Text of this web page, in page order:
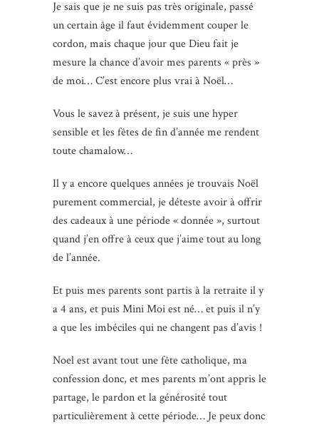
Je sais que je ne suis pas très originale, passé
un certain âge il faut évidemment couper le
cordon, mais chaque jour que Dieu fait je
mesure la chance d’avoir mes parents « près »
de moi… C’est encore plus vrai à Noël…
Vous le savez à présent, je suis une hyper
sensible et les fêtes de fin d’année me rendent
toute chamalow…
Il y a encore quelques années je trouvais Noël
purement commercial, je déteste avoir à offrir
des cadeaux à une période « donnée », surtout
quand j’en offre à ceux que j’aime tout au long
de l’année.
Et puis mes parents sont partis à la retraite il y
a 4 ans, et puis Mini Moi est né… et puis il n’y
a que les imbéciles qui ne changent pas d’avis !
Noel est avant tout une fête catholique, ma
confession donc, et mes parents m’ont appris le
partage, le pardon et la générosité tout
particulièrement à cette période… Je peux donc